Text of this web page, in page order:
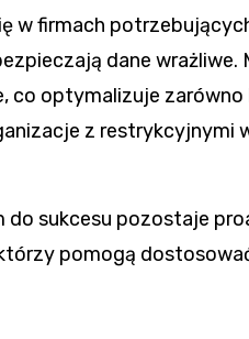
w firmach
dane
optymalizuje
z restrykcyjnymi
sukcesu pozostaje
pomogą